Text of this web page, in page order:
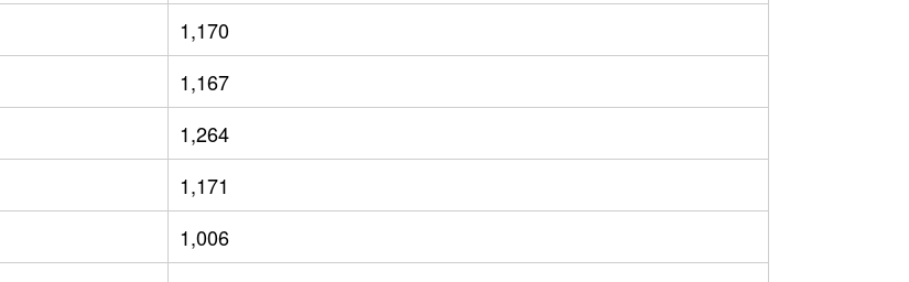
1,170
1,167
1,264
1,171
1,006